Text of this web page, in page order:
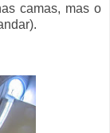
camas, mas o